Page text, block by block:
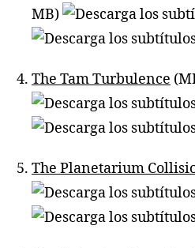
MB)
The Tam Turbulence
The Planetarium